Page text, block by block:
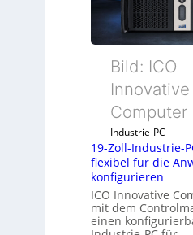
u
s
g
e
i
h
s
e
m
Bild: ICO
Innovative
Computer
Industrie-PC
19-Zoll-Industrie-
flexibel für die
konfigurieren
ICO Innovative
mit dem
einen